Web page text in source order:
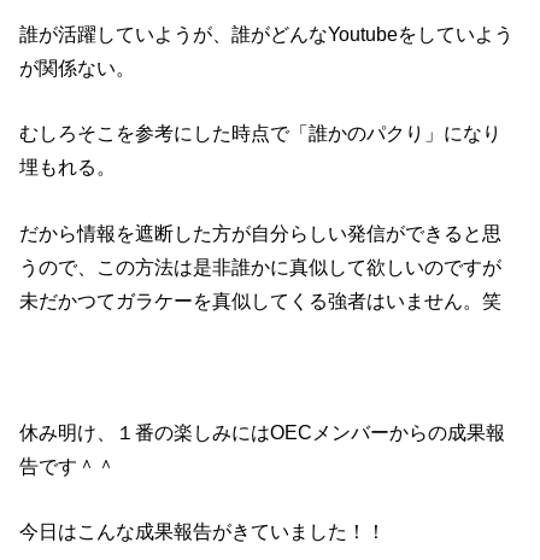
誰が活躍していようが、誰がどんなYoutubeをしていよう
が関係ない。
むしろそこを参考にした時点で「誰かのパクり」になり
埋もれる。
だから情報を遮断した方が自分らしい発信ができると思
うので、この方法は是非誰かに真似して欲しいのですが
未だかつてガラケーを真似してくる強者はいません。笑
休み明け、１番の楽しみにはOECメンバーからの成果報
告です＾＾
今日はこんな成果報告がきていました！！